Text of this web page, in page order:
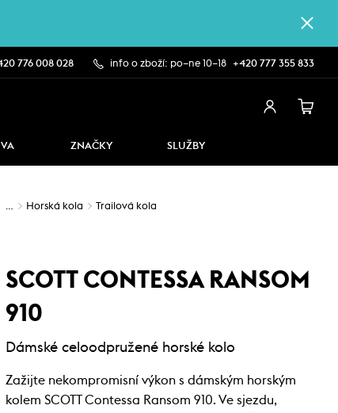
776 008 028 info o zboží: po–ne 10–18 +420 777 355 833
ZNAČKY SLUŽBY
… Horská kola Trailová kola
SCOTT CONTESSA RANSOM
910
Dámské celoodpružené horské kolo
Zažijte nekompromisní výkon s dámským horským
kolem SCOTT Contessa Ransom 910. Ve sjezdu,